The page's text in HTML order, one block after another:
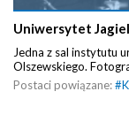
Uniwersytet
Jedna z sal instytutu
Olszewskiego.
Postaci powiązane:#